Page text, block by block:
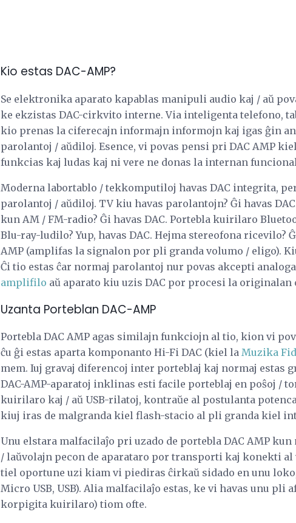
Kio estas DAC-AMP?
Se elektronika aparato kapablas manipuli audio kaj / aŭ
ke ekzistas DAC-cirkvito interne. Via inteligenta telefono,
kio prenas la ciferecajn informajn informojn kaj igas ĝin
parolantoj / aŭdiloj. Esence, vi povas pensi pri DAC AMP
funkcias kaj ludas kaj ni vere ne donas la internan
Moderna labortablo / tekkomputiloj havas DAC integrita,
parolantoj / aŭdiloj. TV kiu havas parolantojn? Ĝi havas
kun AM / FM-radio? Ĝi havas DAC. Portebla kuirilaro
Blu-ray-ludilo? Yup, havas DAC. Hejma stereofona ricevilo?
AMP (amplifas la signalon por pli granda volumo / eligo).
Ĉi tio estas ĉar normaj parolantoj nur povas akcepti
amplifilo aŭ aparato kiu uzis DAC por procesi la originalan
Uzanta Porteblan DAC-AMP
Portebla DAC AMP agas similajn funkciojn al tio, kion vi
ĉu ĝi estas aparta komponanto Hi-Fi DAC (kiel la Muzika
mem. Iuj gravaj diferencoj inter porteblaj kaj normaj estas
DAC-AMP-aparatoj inklinas esti facile porteblaj en poŝoj /
kuirilaro kaj / aŭ USB-rilatoj, kontraŭe al postulanta
kiuj iras de malgranda kiel flash-stacio al pli granda kiel
Unu elstara malfacilaĵo pri uzado de portebla DAC AMP
/ laŭvolajn pecon de aparataro por transporti kaj konekti al
tiel oportune uzi kiam vi piediras ĉirkaŭ sidado en unu
Micro USB, USB). Alia malfacilaĵo estas, ke vi havas unu pli
korpigita kuirilaro) tiom ofte.